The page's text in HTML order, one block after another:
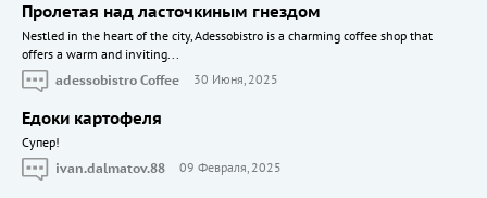
Пролетая над ласточкиным гнездом
Nestled in the heart of the city, Adessobistro is a charming coffee shop that
offers a warm and inviting...
adessobistro Coffee
30 Июня, 2025
Едоки картофеля
Cупер!
ivan.dalmatov.88
09 Февраля, 2025